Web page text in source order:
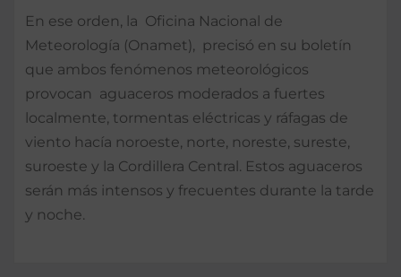
En ese orden, la Oficina Nacional de
Meteorología (Onamet), precisó en su boletín
que ambos fenómenos meteorológicos
provocan aguaceros moderados a fuertes
localmente, tormentas eléctricas y ráfagas de
viento hacía noroeste, norte, noreste, sureste,
suroeste y la Cordillera Central. Estos aguaceros
serán más intensos y frecuentes durante la tarde
y noche.